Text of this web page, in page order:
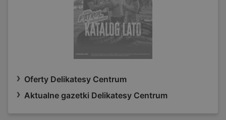
Oferty Delikatesy Centrum
Aktualne gazetki Delikatesy Centrum